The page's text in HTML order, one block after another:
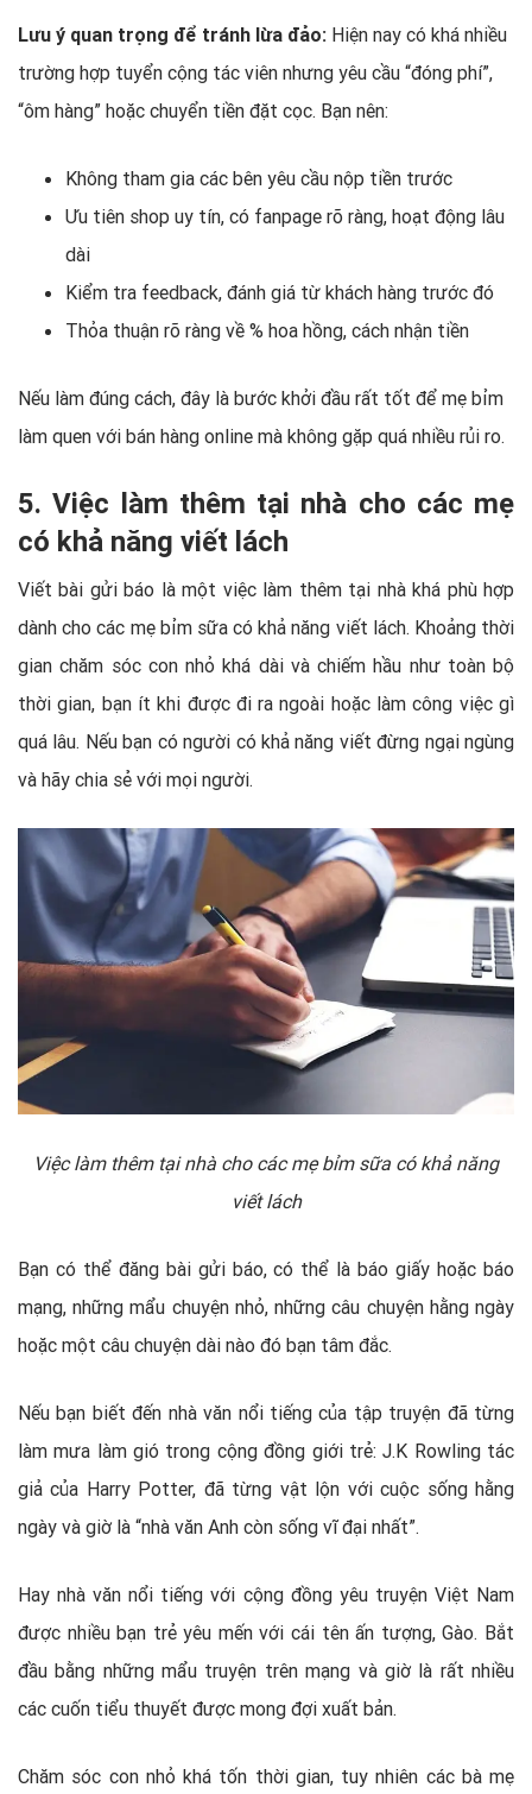
Lưu ý quan trọng để tránh lừa đảo: Hiện nay có khá nhiều
trường hợp tuyển cộng tác viên nhưng yêu cầu “đóng phí”,
“ôm hàng” hoặc chuyển tiền đặt cọc. Bạn nên:
Không tham gia các bên yêu cầu nộp tiền trước
Ưu tiên shop uy tín, có fanpage rõ ràng, hoạt động lâu
dài
Kiểm tra feedback, đánh giá từ khách hàng trước đó
Thỏa thuận rõ ràng về % hoa hồng, cách nhận tiền
Nếu làm đúng cách, đây là bước khởi đầu rất tốt để mẹ bỉm
làm quen với bán hàng online mà không gặp quá nhiều rủi ro.
5. Việc làm thêm tại nhà cho các mẹ
có khả năng viết lách
Viết bài gửi báo là một việc làm thêm tại nhà khá phù hợp
dành cho các mẹ bỉm sữa có khả năng viết lách. Khoảng thời
gian chăm sóc con nhỏ khá dài và chiếm hầu như toàn bộ
thời gian, bạn ít khi được đi ra ngoài hoặc làm công việc gì
quá lâu. Nếu bạn có người có khả năng viết đừng ngại ngùng
và hãy chia sẻ với mọi người.
Việc làm thêm tại nhà cho các mẹ bỉm sữa có khả năng
viết lách
Bạn có thể đăng bài gửi báo, có thể là báo giấy hoặc báo
mạng, những mẩu chuyện nhỏ, những câu chuyện hằng ngày
hoặc một câu chuyện dài nào đó bạn tâm đắc.
Nếu bạn biết đến nhà văn nổi tiếng của tập truyện đã từng
làm mưa làm gió trong cộng đồng giới trẻ: J.K Rowling tác
giả của Harry Potter, đã từng vật lộn với cuộc sống hằng
ngày và giờ là “nhà văn Anh còn sống vĩ đại nhất”.
Hay nhà văn nổi tiếng với cộng đồng yêu truyện Việt Nam
được nhiều bạn trẻ yêu mến với cái tên ấn tượng, Gào. Bắt
đầu bằng những mẩu truyện trên mạng và giờ là rất nhiều
các cuốn tiểu thuyết được mong đợi xuất bản.
Chăm sóc con nhỏ khá tốn thời gian, tuy nhiên các bà mẹ